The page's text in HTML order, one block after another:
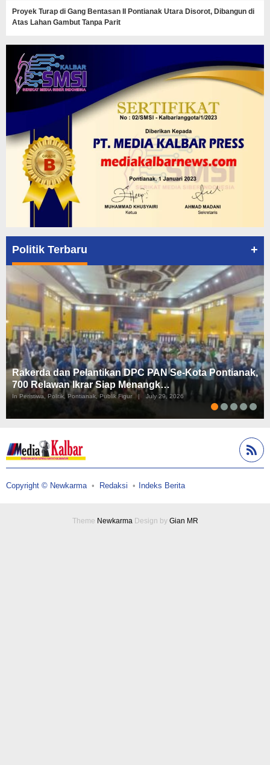
Proyek Turap di Gang Bentasan II Pontianak Utara Disorot, Dibangun di
Atas Lahan Gambut Tanpa Parit
Politik Terbaru +
Rakerda dan Pelantikan DPC PAN Se-Kota Pontianak,
700 Relawan Ikrar Siap Menangk…
In Peristiwa, Politik, Pontianak, Publik Figur July 29, 2026
Copyright © Newkarma Redaksi Indeks Berita
Theme NewkarmaDesign by Gian MR